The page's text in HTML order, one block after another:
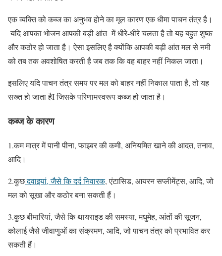
एक व्यक्ति को कब्ज का अनुभव होने का मूल कारण एक धीमा पाचन तंत्र है।
यदि आपका भोजन आपकी बड़ी आंत में धीरे-धीरे चलता है तो यह बहुत शुष्क
और कठोर हो जाता है। ऐसा इसलिए है क्योंकि आपकी बड़ी आंत मल से नमी
को तब तक अवशोषित करती है जब तक कि वह बाहर नहीं निकल जाता।
इसलिए यदि पाचन तंत्र समय पर मल को बाहर नहीं निकाल पाता है, तो यह
सख्त हो जाता हैI जिसके परिणामस्वरूप कब्ज हो जाता है।
कब्ज के कारण
1.कम मात्र में पानी पीना, फाइबर की कमी, अनियमित खाने की आदत, तनाव,
आदि।
2.कुछदवाइयां, जैसे कि दर्द निवारक, एंटासिड, आयरन सप्लीमेंट्स, आदि, जो
मल को सूखा और कठोर बना सकती हैं।
3.कुछ बीमारियां, जैसे कि थायराइड की समस्या, मधुमेह, आंतों की सूजन,
कोलाई जैसे जीवाणुओं का संक्रमण, आदि, जो पाचन तंत्र को प्रभावित कर
सकती हैं।